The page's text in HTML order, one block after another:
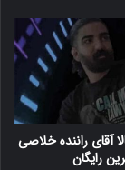
آقای راننده خلاصی
رایگان